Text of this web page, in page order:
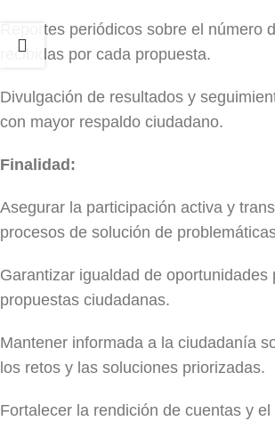
Reportes periódicos sobre el número
recibidas por cada propuesta.
Divulgación de resultados y
con mayor respaldo ciudadano.
Finalidad:
Asegurar la participación activa y
procesos de solución de
Garantizar igualdad de oportunidades
propuestas ciudadanas.
Mantener informada a la ciudadanía
los retos y las soluciones priorizadas.
Fortalecer la rendición de cuentas y